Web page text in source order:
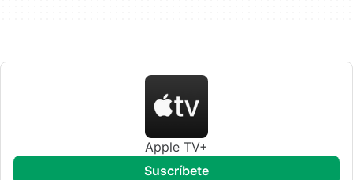
Apple TV+
suscríbete